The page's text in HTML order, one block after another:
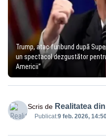
Trump, atac furibund după
un spectacol dezgustător
Americii”
Scris de Realitatea
Publicat:9 feb. 2026,